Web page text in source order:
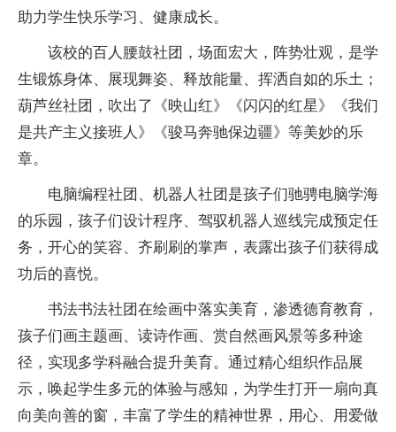
助力学生快乐学习、健康成长。
该校的百人腰鼓社团，场面宏大，阵势壮观，是学
生锻炼身体、展现舞姿、释放能量、挥洒自如的乐土；
葫芦丝社团，吹出了《映山红》《闪闪的红星》《我们
是共产主义接班人》《骏马奔驰保边疆》等美妙的乐
章。
电脑编程社团、机器人社团是孩子们驰骋电脑学海
的乐园，孩子们设计程序、驾驭机器人巡线完成预定任
务，开心的笑容、齐刷刷的掌声，表露出孩子们获得成
功后的喜悦。
书法书法社团在绘画中落实美育，渗透德育教育，
孩子们画主题画、读诗作画、赏自然画风景等多种途
径，实现多学科融合提升美育。通过精心组织作品展
示，唤起学生多元的体验与感知，为学生打开一扇向真
向美向善的窗，丰富了学生的精神世界，用心、用爱做